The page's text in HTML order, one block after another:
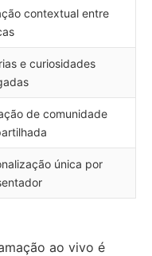
contextual entre
e curiosidades
de comunidade
única por
ao vivo é